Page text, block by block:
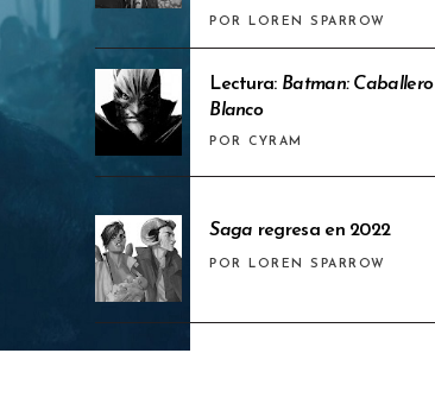
POR LOREN SPARROW
Lectura: Batman: Caballero
Blanco
POR CYRAM
Saga regresa en 2022
POR LOREN SPARROW